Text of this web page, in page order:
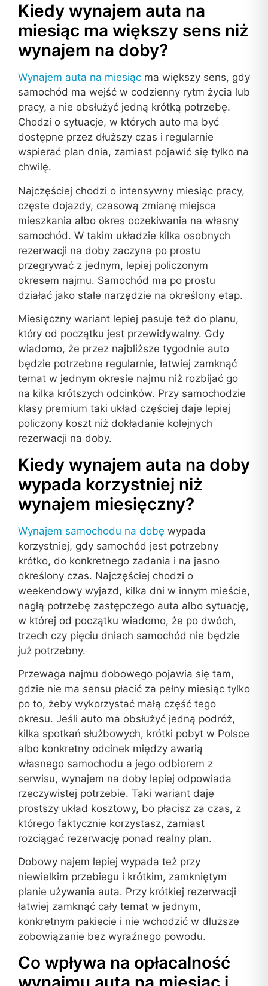
Kiedy wynajem auta na
miesiąc ma większy sens niż
wynajem na doby?
Wynajem auta na miesiąc ma większy sens, gdy
samochód ma wejść w codzienny rytm życia lub
pracy, a nie obsłużyć jedną krótką potrzebę.
Chodzi o sytuacje, w których auto ma być
dostępne przez dłuższy czas i regularnie
wspierać plan dnia, zamiast pojawić się tylko na
chwilę.
Najczęściej chodzi o intensywny miesiąc pracy,
częste dojazdy, czasową zmianę miejsca
mieszkania albo okres oczekiwania na własny
samochód. W takim układzie kilka osobnych
rezerwacji na doby zaczyna po prostu
przegrywać z jednym, lepiej policzonym
okresem najmu. Samochód ma po prostu
działać jako stałe narzędzie na określony etap.
Miesięczny wariant lepiej pasuje też do planu,
który od początku jest przewidywalny. Gdy
wiadomo, że przez najbliższe tygodnie auto
będzie potrzebne regularnie, łatwiej zamknąć
temat w jednym okresie najmu niż rozbijać go
na kilka krótszych odcinków. Przy samochodzie
klasy premium taki układ częściej daje lepiej
policzony koszt niż dokładanie kolejnych
rezerwacji na doby.
Kiedy wynajem auta na doby
wypada korzystniej niż
wynajem miesięczny?
Wynajem samochodu na dobę wypada
korzystniej, gdy samochód jest potrzebny
krótko, do konkretnego zadania i na jasno
określony czas. Najczęściej chodzi o
weekendowy wyjazd, kilka dni w innym mieście,
nagłą potrzebę zastępczego auta albo sytuację,
w której od początku wiadomo, że po dwóch,
trzech czy pięciu dniach samochód nie będzie
już potrzebny.
Przewaga najmu dobowego pojawia się tam,
gdzie nie ma sensu płacić za pełny miesiąc tylko
po to, żeby wykorzystać małą część tego
okresu. Jeśli auto ma obsłużyć jedną podróż,
kilka spotkań służbowych, krótki pobyt w Polsce
albo konkretny odcinek między awarią
własnego samochodu a jego odbiorem z
serwisu, wynajem na doby lepiej odpowiada
rzeczywistej potrzebie. Taki wariant daje
prostszy układ kosztowy, bo płacisz za czas, z
którego faktycznie korzystasz, zamiast
rozciągać rezerwację ponad realny plan.
Dobowy najem lepiej wypada też przy
niewielkim przebiegu i krótkim, zamkniętym
planie używania auta. Przy krótkiej rezerwacji
łatwiej zamknąć cały temat w jednym,
konkretnym pakiecie i nie wchodzić w dłuższe
zobowiązanie bez wyraźnego powodu.
Co wpływa na opłacalność